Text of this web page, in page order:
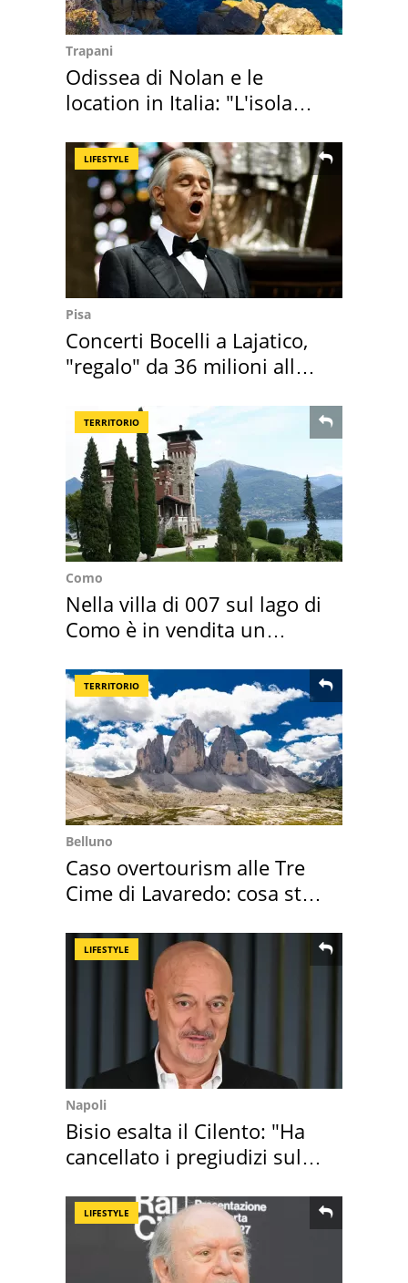
Trapani
Odissea di Nolan e le
location in Italia: "L'isola
LIFESTYLE
Pisa
Concerti Bocelli a Lajatico,
"regalo" da 36 milioni alla
TERRITORIO
Como
Nella villa di 007 sul lago di
Como è in vendita un
TERRITORIO
Belluno
Caso overtourism alle Tre
Cime di Lavaredo: cosa sta
LIFESTYLE
Napoli
Bisio esalta il Cilento: "Ha
cancellato i pregiudizi sul
LIFESTYLE